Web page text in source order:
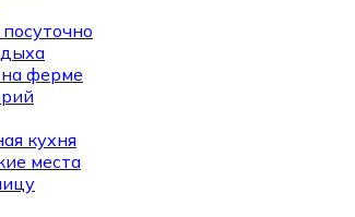
ферме
кухня
места